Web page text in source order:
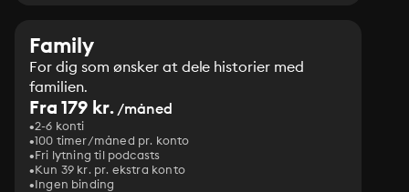
Family
For dig som ønsker at dele historier med
familien.
Fra 179 kr./måned
2-6 konti
100 timer/måned pr. konto
Fri lytning til podcasts
Kun 39 kr. pr. ekstra konto
Ingen binding